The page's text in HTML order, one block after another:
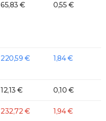
65,83 € 0,55 €
220,59 € 1,84 €
12,13 € 0,10 €
232,72 € 1,94 €